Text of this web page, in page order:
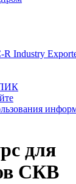
Industry
для
СКВ